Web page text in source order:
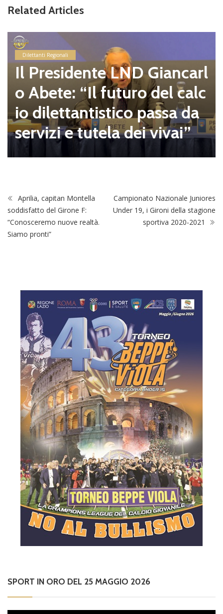
Related Articles
Dilettanti Regionali
Il Presidente LND Giancarl
o Abete: “Il futuro del calc
io dilettantistico passa da
servizi e tutela dei vivai”
Aprilia, capitan Montella
soddisfatto del Girone F:
“Conosceremo nuove realtà.
Siamo pronti”
Campionato Nazionale Juniores
Under 19, i Gironi della stagione
sportiva 2020-2021
SPORT IN ORO DEL 25 MAGGIO 2026